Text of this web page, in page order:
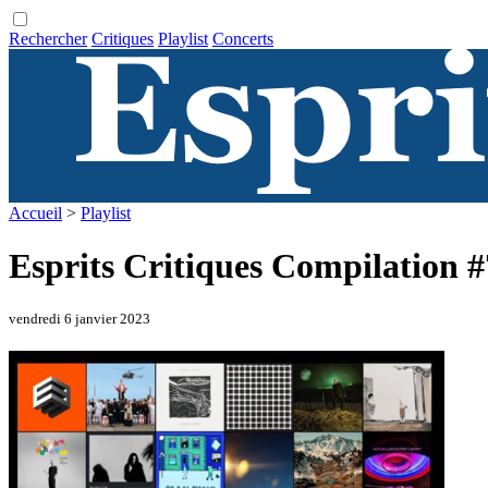
Rechercher Critiques Playlist Concerts
Accueil > Playlist
Esprits Critiques Compilation
vendredi 6 janvier 2023